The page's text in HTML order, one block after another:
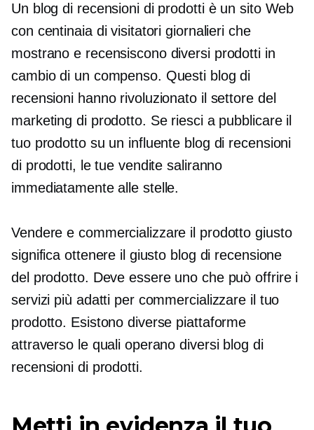
Un blog di recensioni di prodotti è un sito Web
con centinaia di visitatori giornalieri che
mostrano e recensiscono diversi prodotti in
cambio di un compenso. Questi blog di
recensioni hanno rivoluzionato il settore del
marketing di prodotto. Se riesci a pubblicare il
tuo prodotto su un influente blog di recensioni
di prodotti, le tue vendite saliranno
immediatamente alle stelle.
Vendere e commercializzare il prodotto giusto
significa ottenere il giusto blog di recensione
del prodotto. Deve essere uno che può offrire i
servizi più adatti per commercializzare il tuo
prodotto. Esistono diverse piattaforme
attraverso le quali operano diversi blog di
recensioni di prodotti.